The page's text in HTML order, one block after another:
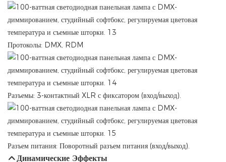
Протоколы: DMX, RDM
Разъемы: 3-контактный XLR с фиксатором (вход/выход).
Разъем питания: Поворотный разъем питания (вход/выход).
Динамические Эффекты